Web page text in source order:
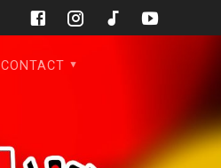
CONTACT